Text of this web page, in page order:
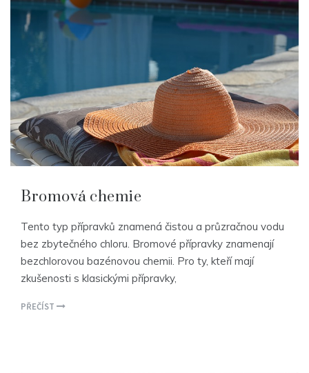
Bromová chemie
Tento typ přípravků znamená čistou a průzračnou vodu
bez zbytečného chloru. Bromové přípravky znamenají
bezchlorovou bazénovou chemii. Pro ty, kteří mají
zkušenosti s klasickými přípravky,
PŘEČÍST